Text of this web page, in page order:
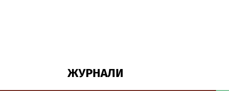
ЖУРНАЛИ